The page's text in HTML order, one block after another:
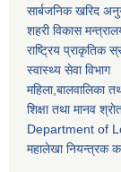
सार्बजनिक खरिद
शहरी विकास
राष्ट्रिय प्राकृतिक
स्वास्थ्य सेवा विभाग
महिला,बालवालिका
शिक्षा तथा मानव
Department of
महालेखा नियन्त्रक